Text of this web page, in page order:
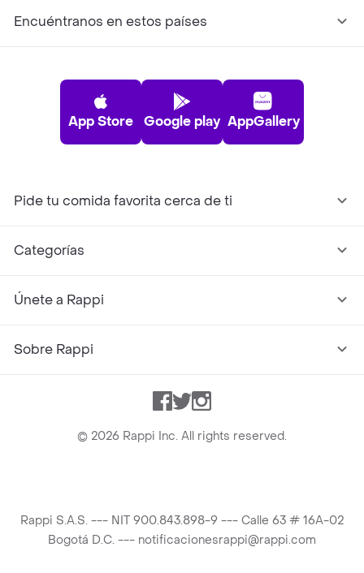
Encuéntranos en estos países
App Store Google play AppGallery
Pide tu comida favorita cerca de ti
Categorías
Únete a Rappi
Sobre Rappi
Facebook
TwitterInstagram
© 2026 Rappi Inc. All rights reserved.
Rappi S.A.S. --- NIT 900.843.898-9 --- Calle 63 # 16A-02
Bogotá D.C. --- notificacionesrappi@rappi.com